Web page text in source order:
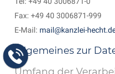
Fax: +49 40 3006871-999
E-Mail: mail@kanzlei-
Allgemeines zur
Umfang der